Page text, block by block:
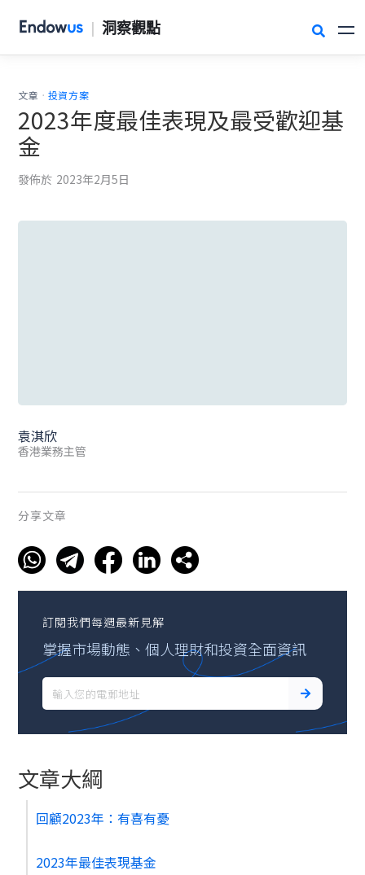
| 洞察觀點 
文章 . 投資方案
2023年度最佳表現及最受歡迎基
金
發佈於 2023年2月5日
袁淇欣
香港業務主管
分享文章
訂閱我們每週最新見解
掌握市場動態、個人理財和投資全面資訊
文章大綱
回顧2023年：有喜有憂
2023年最佳表現基金